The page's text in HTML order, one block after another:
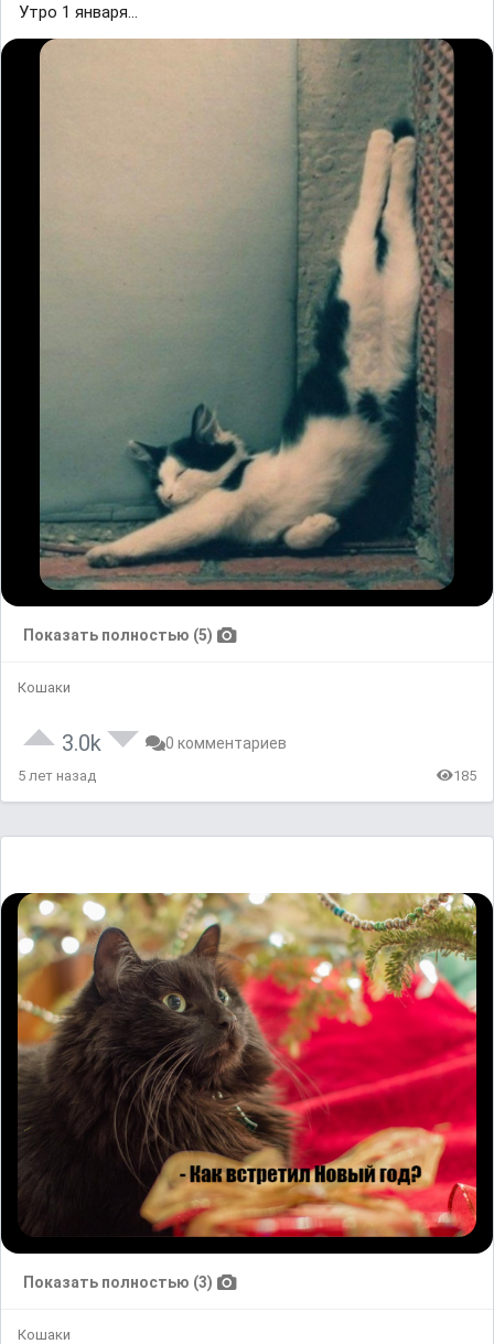
Утро 1 января...
Показать полностью (5)
Кошаки
3.0k 0 комментариев
5 лет назад 185
Показать полностью (3)
Кошаки